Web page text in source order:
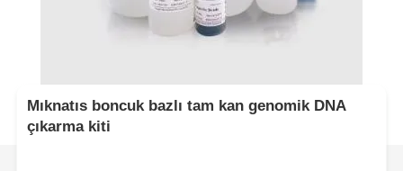
Mıknatıs boncuk bazlı tam kan genomik DNA
çıkarma kiti